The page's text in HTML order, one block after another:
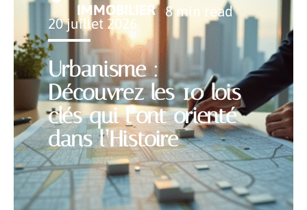
Urbanisme :
Découvrez les 10 lois
clés qui l’ont orienté
dans l’Histoire
IMMOBILIER 8 min read
20 juillet 2026